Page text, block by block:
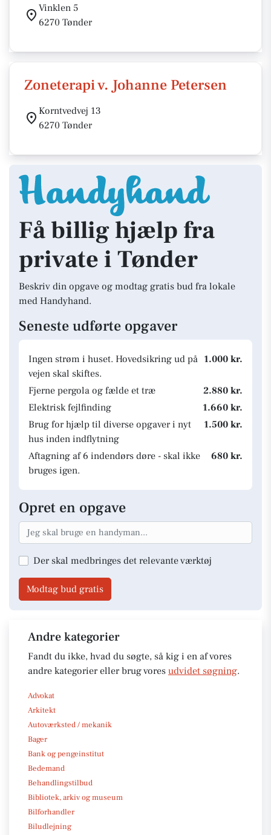
Vinklen 5
6270 Tønder
Zoneterapi v. Johanne Petersen
Korntvedvej 13
6270 Tønder
Få billig hjælp fra
private i Tønder
Beskriv din opgave og modtag gratis bud fra lokale
med Handyhand.
Seneste udførte opgaver
Ingen strøm i huset. Hovedsikring ud på
vejen skal skiftes.
1.000 kr.
Fjerne pergola og fælde et træ
2.880 kr.
Elektrisk fejlfinding
1.660 kr.
Brug for hjælp til diverse opgaver i nyt
hus inden indflytning
1.500 kr.
Aftagning af 6 indendørs døre - skal ikke
bruges igen.
680 kr.
Opret en opgave
Der skal medbringes det relevante værktøj
Modtag bud gratis
Andre kategorier
Fandt du ikke, hvad du søgte, så kig i en af vores
andre kategorier eller brug vores udvidet søgning.
Advokat
Arkitekt
Autoværksted / mekanik
Bager
Bank og pengeinstitut
Bedemand
Behandlingstilbud
Bibliotek, arkiv og museum
Bilforhandler
Biludlejning